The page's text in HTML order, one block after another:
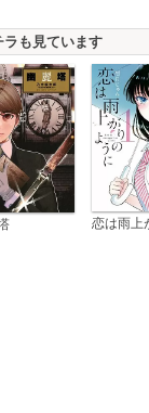
ラも見ています